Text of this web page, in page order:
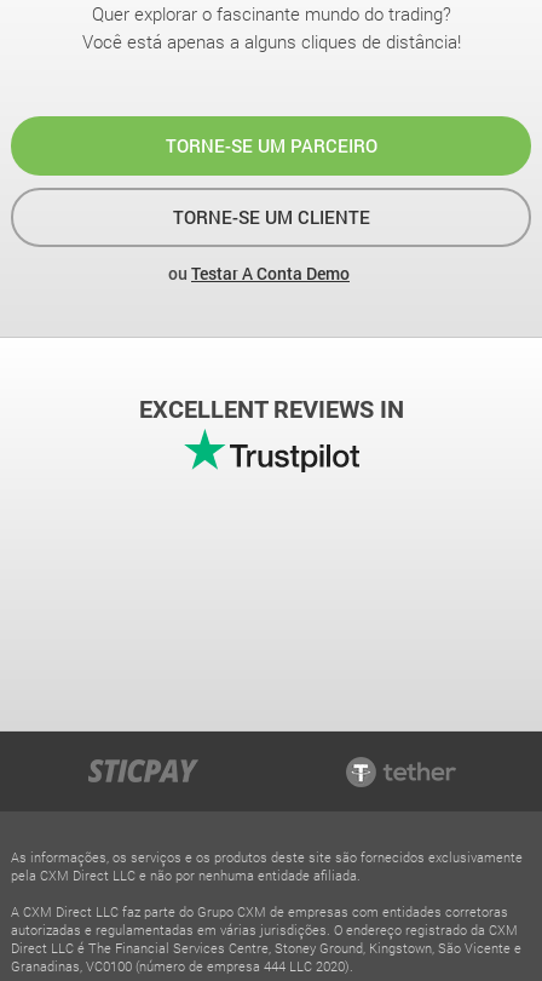
Quer explorar o fascinante mundo do trading?
Você está apenas a alguns cliques de distância!
TORNE-SE UM PARCEIRO
TORNE-SE UM CLIENTE
ou Testar A Conta Demo
EXCELLENT REVIEWS IN
As informações, os serviços e os produtos deste site são fornecidos exclusivamente
pela CXM Direct LLC e não por nenhuma entidade afiliada.
A CXM Direct LLC faz parte do Grupo CXM de empresas com entidades corretoras
autorizadas e regulamentadas em várias jurisdições. O endereço registrado da CXM
Direct LLC é The Financial Services Centre, Stoney Ground, Kingstown, São Vicente e
Granadinas, VC0100 (número de empresa 444 LLC 2020).